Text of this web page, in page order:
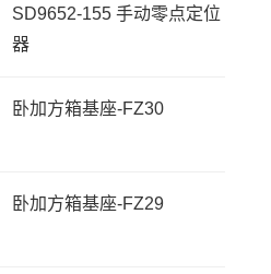
SD9652-155 手动零点定位
器
卧加方箱基座-FZ30
卧加方箱基座-FZ29